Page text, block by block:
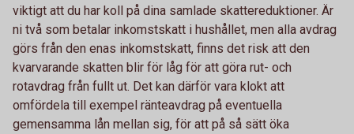
viktigt att du har koll på dina samlade skattereduktioner. Är
ni två som betalar inkomstskatt i hushållet, men alla avdrag
görs från den enas inkomstskatt, finns det risk att den
kvarvarande skatten blir för låg för att göra rut- och
rotavdrag från fullt ut. Det kan därför vara klokt att
omfördela till exempel ränteavdrag på eventuella
gemensamma lån mellan sig, för att på så sätt öka